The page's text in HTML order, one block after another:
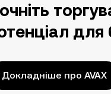
для
Докладніше про AVAX